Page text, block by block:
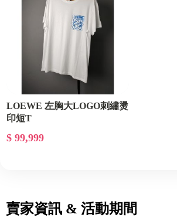
LOEWE 左胸大LOGO刺繡燙
印短T
$ 99,999
賣家資訊 & 活動期間